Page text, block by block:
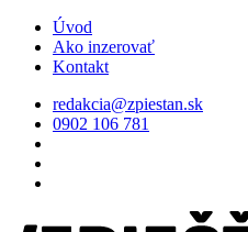
Úvod
Ako inzerovať
Kontakt
redakcia@zpiestan.sk
0902 106 781